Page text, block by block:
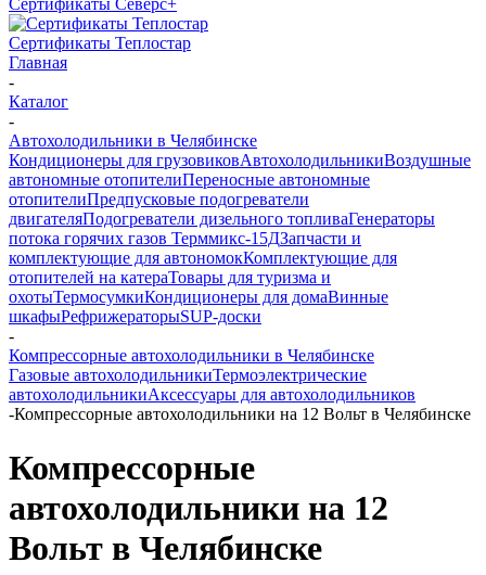
Сертификаты Северс+
Сертификаты Теплостар
Главная
-
Каталог
-
Автохолодильники в Челябинске
Кондиционеры для грузовиковАвтохолодильникиВоздушные
автономные отопителиПереносные автономные
отопителиПредпусковые подогреватели
двигателяПодогреватели дизельного топливаГенераторы
потока горячих газов Терммикс-15ДЗапчасти и
комплектующие для автономокКомплектующие для
отопителей на катераТовары для туризма и
охотыТермосумкиКондиционеры для домаВинные
шкафыРефрижераторыSUP-доски
-
Компрессорные автохолодильники в Челябинске
Газовые автохолодильникиТермоэлектрические
автохолодильникиАксессуары для автохолодильников
-Компрессорные автохолодильники на 12 Вольт в Челябинске
Компрессорные
автохолодильники на 12
Вольт в Челябинске